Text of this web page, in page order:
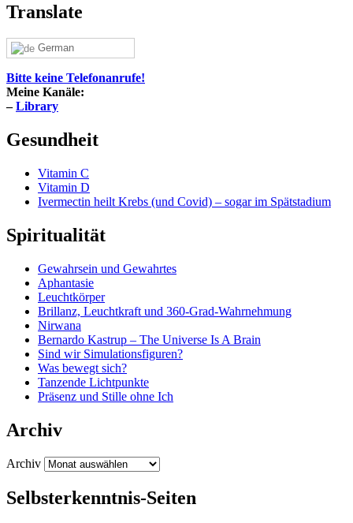
Translate
German
Bitte keine Telefonanrufe!
Meine Kanäle:
–Library
Gesundheit
Vitamin C
Vitamin D
Ivermectin heilt Krebs (und Covid) – sogar im Spätstadium
Spiritualität
Gewahrsein und Gewahrtes
Aphantasie
Leuchtkörper
Brillanz, Leuchtkraft und 360-Grad-Wahrnehmung
Nirwana
Bernardo Kastrup – The Universe Is A Brain
Sind wir Simulationsfiguren?
Was bewegt sich?
Tanzende Lichtpunkte
Präsenz und Stille ohne Ich
Archiv
Archiv
Selbsterkenntnis-Seiten